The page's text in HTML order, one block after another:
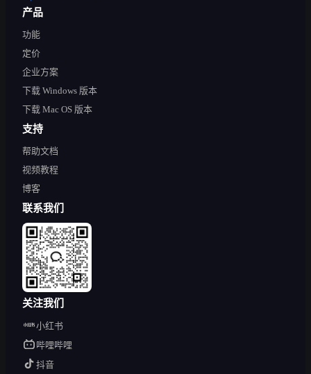
产品
功能
定价
企业方案
下载 Windows 版本
下载 Mac OS 版本
支持
帮助文档
视频教程
博客
联系我们
关注我们
小红书
哔哩哔哩
抖音